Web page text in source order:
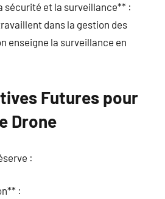
sécurité et la surveillance** :
dans la gestion des
enseigne la surveillance en
Futures pour
Drone
:
: